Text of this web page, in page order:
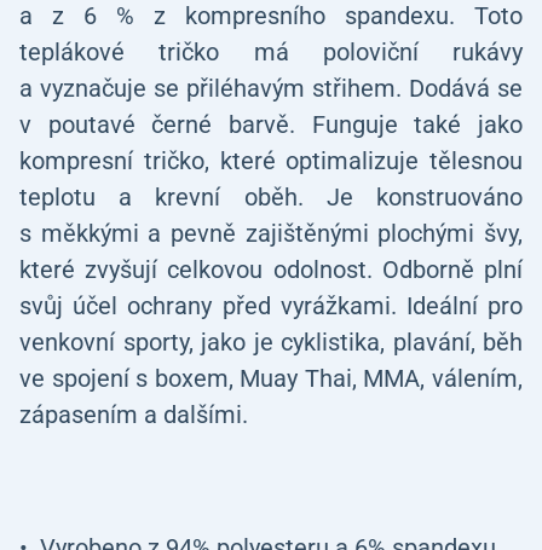
a z 6 % z kompresního spandexu. Toto
teplákové tričko má poloviční rukávy
a vyznačuje se přiléhavým střihem. Dodává se
v poutavé černé barvě. Funguje také jako
kompresní tričko, které optimalizuje tělesnou
teplotu a krevní oběh. Je konstruováno
s měkkými a pevně zajištěnými plochými švy,
které zvyšují celkovou odolnost. Odborně plní
svůj účel ochrany před vyrážkami. Ideální pro
venkovní sporty, jako je cyklistika, plavání, běh
ve spojení s boxem, Muay Thai, MMA, válením,
zápasením a dalšími.